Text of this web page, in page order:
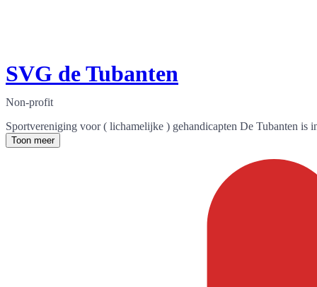
SVG de Tubanten
Non-profit
Sportvereniging voor ( lichamelijke ) gehandicapten De Tubanten is
Toon meer